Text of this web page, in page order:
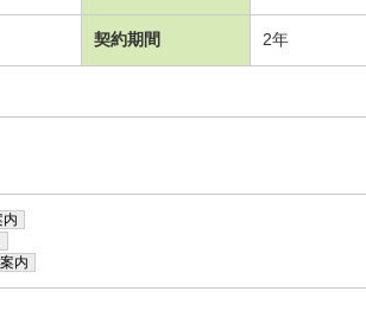
契約期間 2年
内
内